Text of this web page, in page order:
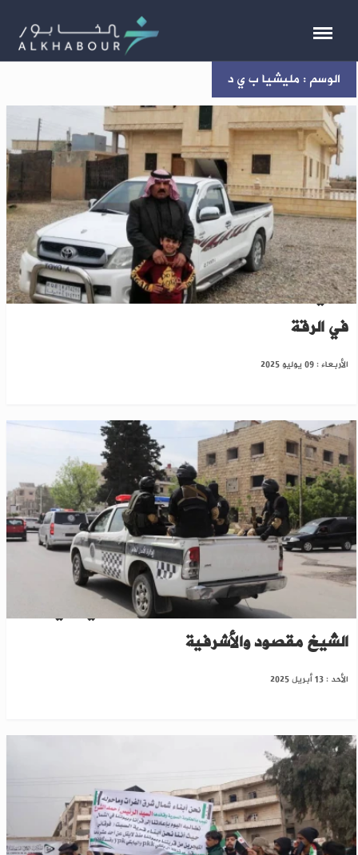
الوسم : مليشيا ب ي د
"ب ي د" تضغط على ناشط ضدها عبر اعتقال والده
في الرقة
الأربعاء : 09 يوليو 2025
حلب: بدء انتشار قوات الأمن السورية في حيي
الشيخ مقصود والأشرفية
الأحد : 13 أبريل 2025